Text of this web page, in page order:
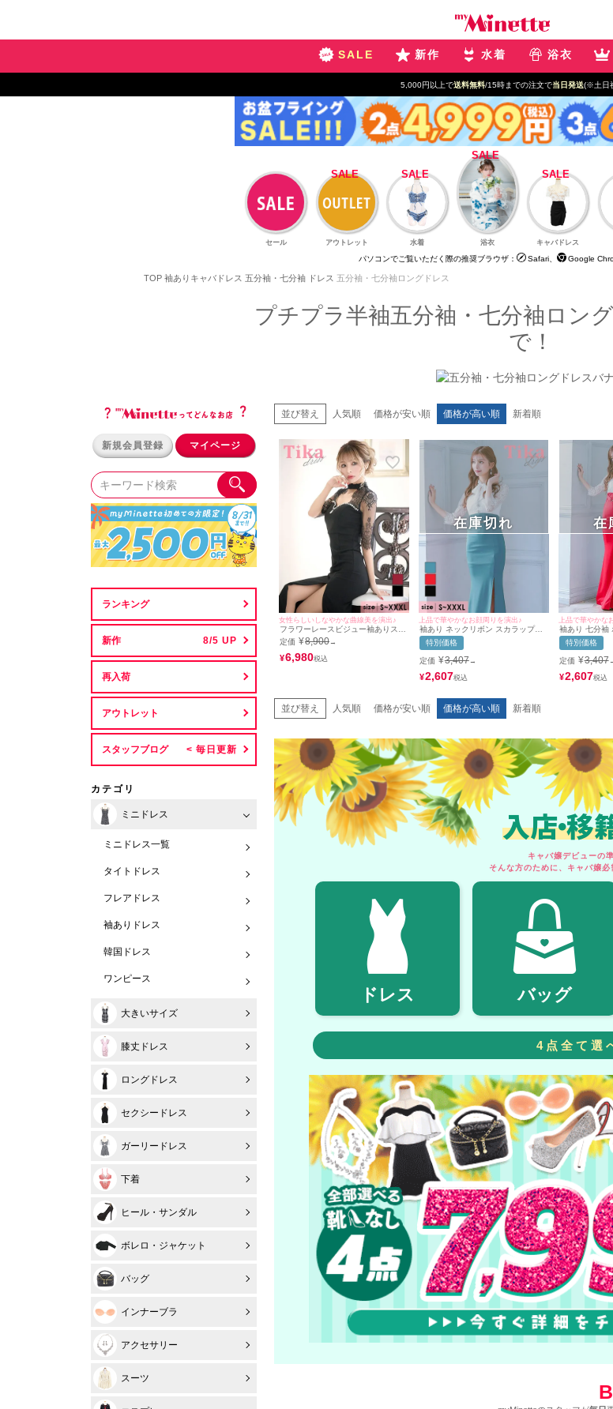
SALE 新作 水着 浴衣
5,000円以上で送料無料/15時までの注文で当日発送(※土日
セール アウトレット 水着 浴衣 キャバドレス
パソコンでご覧いただく際の推奨ブラウザ： Safari、 Google
TOP 袖ありキャバドレス 五分袖・七分袖 ドレス 五分袖・七分袖ロングドレス
プチプラ半袖五分袖・七分袖ロン
で！
新規会員登録 マイページ
ランキング
新作
再入荷
アウトレット
スタッフブログ
カテゴリ
ミニドレス
ミニドレス一覧
タイトドレス
フレアドレス
袖ありドレス
韓国ドレス
ワンピース
大きいサイズ
膝丈ドレス
ロングドレス
セクシードレス
ガーリードレス
下着
ヒール・サンダル
ボレロ・ジャケット
バッグ
インナーブラ
アクセサリー
スーツ
並び替え 人気順 価格が安い順 価格が高い順 新着順
女性らしいしなやかな曲線美を演出♪
フラワーレースビジュー袖ありスリ
ットタイトバースデーロングドレス
(Sサイズ～XXXLサイズ) (門りょう/
キャバドレス着用)
定価 ¥8,900→
¥6,980
上品で華やかなお顔周りを演出♪
袖あり ネックリボン スカラップレ
ース 切替ベルト付き サイド タイト
ロングドレス (Sサイズ～XXXLサイ
ズ) (みゆう/キャバドレス着用)
[Tika/ティカ]
特別価格
定価 ¥3,407→
¥2,607
在庫切れ
上品で華やかな
袖あり 七分袖
ン スカラップ
トレッチ タイ
イズ～XXXL
ドレス着用)
特別価格
定価 ¥3,407
¥2,607
在
並び替え 人気順 価格が安い順 価格が高い順 新着順
入店・移
キャバ嬢デビューの
そんな方のために、キャバ嬢
ドレス バッグ
4点全て選